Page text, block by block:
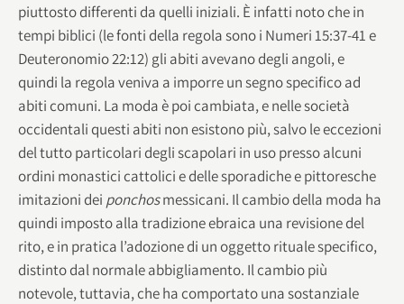
piuttosto differenti da quelli iniziali. È infatti noto che in
tempi biblici (le fonti della regola sono i Numeri 15:37-41 e
Deuteronomio 22:12) gli abiti avevano degli angoli, e
quindi la regola veniva a imporre un segno specifico ad
abiti comuni. La moda è poi cambiata, e nelle società
occidentali questi abiti non esistono più, salvo le eccezioni
del tutto particolari degli scapolari in uso presso alcuni
ordini monastici cattolici e delle sporadiche e pittoresche
imitazioni dei ponchosmessicani. Il cambio della moda ha
quindi imposto alla tradizione ebraica una revisione del
rito, e in pratica l’adozione di un oggetto rituale specifico,
distinto dal normale abbigliamento. Il cambio più
notevole, tuttavia, che ha comportato una sostanziale